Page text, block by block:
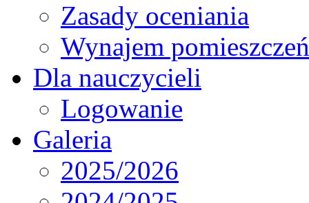
Zasady oceniania
Wynajem pomieszczeń
Dla nauczycieli
Logowanie
Galeria
2025/2026